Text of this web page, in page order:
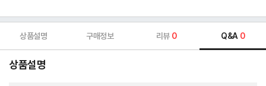
상품설명 구매정보 리뷰 0 Q&A 0
상품설명